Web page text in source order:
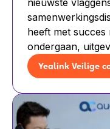
nieuwste
heeft met
ondergaan,
Yealink Veilige